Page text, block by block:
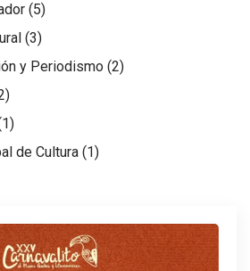
(5)
(3)
y Periodismo (2)
de Cultura (1)